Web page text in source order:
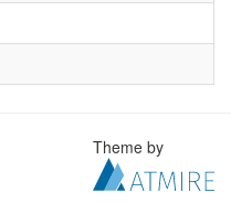
Theme by